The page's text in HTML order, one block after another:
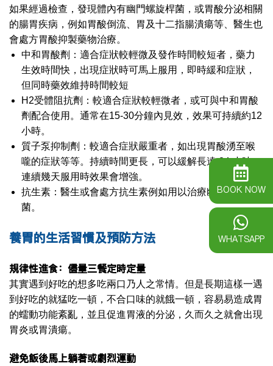
如果經過檢查，發現體內有幽門螺旋桿菌，或胃酸分泌相關
的腸胃疾病，例如胃酸倒流、胃及十二指腸潰瘍等、醫生也
會處方胃酸抑製藥物治療。
中和胃酸劑：適合症狀較輕微及發作時間較短者，藥力
生效時間快，出現症狀時可馬上服用，即時緩和症狀，
但同時藥效維持時間較短
H2受體阻抗劑：較適合症狀較輕微者，或可與中和胃酸
劑配合使用。通常在15-30分鐘內見效，效果可持續約12
小時。
質子泵抑制劑：較適合症狀嚴重者，如出現胃酸湧至喉
嚨的症狀等等。持續時間更長，可以緩解長達 24 小時。
連續幾天服用時效果會增強。
抗生素：醫生或會處方抗生素例如用以治療幽門螺旋
菌。
養胃的生活習慣及預防方法
規律性進食：儘量三餐定時定量
其實遇到好吃的想多吃兩口乃人之常情。但是長期這樣一遇
到好吃的就猛吃一頓，不合口味的就餓一頓，容易易造成胃
的蠕動功能紊亂，並且促進胃液的分泌，久而久之就會出現
胃炎或胃潰瘍。
避免飯後馬上躺著或劇烈運動
BOOK NOW
WHATSAPP